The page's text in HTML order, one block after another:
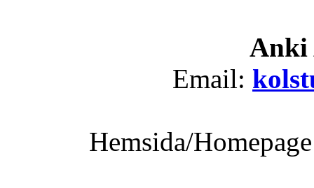
Anki
Email:
Hemsida/